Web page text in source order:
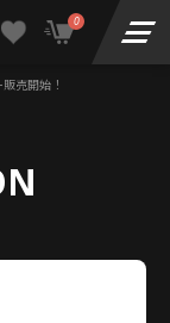
0
売開始！